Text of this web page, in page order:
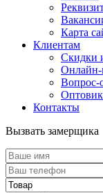
Карта
Клиентам
Скидки
Онлайн-
Вопрос-
Контакты
Вызвать замерщика